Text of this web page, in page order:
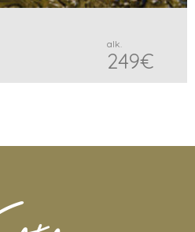
alk.
249€